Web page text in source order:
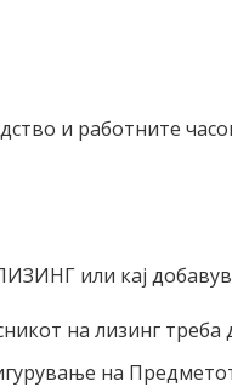
и работните
или кај
на лизинг треба
на